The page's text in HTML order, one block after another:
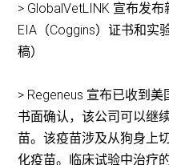
> GlobalVetLINK 宣布发布
EIA（Coggins）证书和实
稿）
> Regeneus 宣布已收到
书面确认，该公司可以继
苗。该疫苗涉及从狗身上
化疫苗。临床试验中治疗